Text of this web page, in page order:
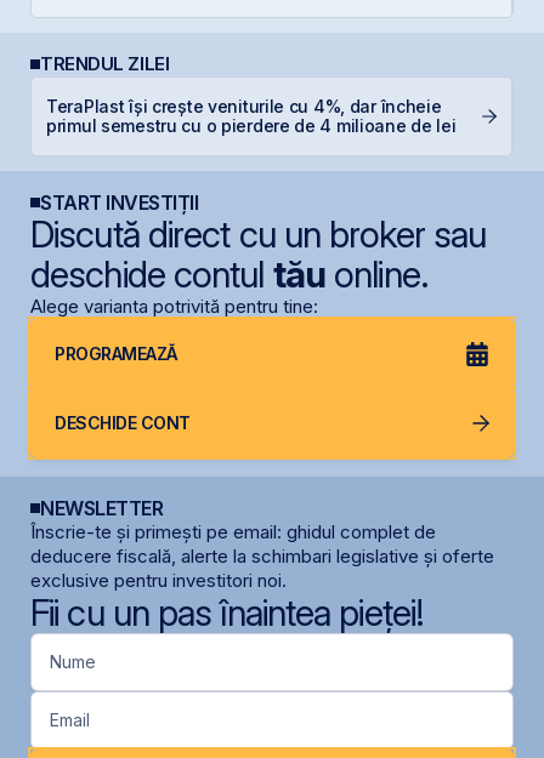
TRENDUL ZILEI
TeraPlast își crește veniturile cu 4%, dar încheie
primul semestru cu o pierdere de 4 milioane de lei
START INVESTIȚII
Discută direct cu un broker sau
deschide contul tăuonline.
Alege varianta potrivită pentru tine:
PROGRAMEAZĂ
DESCHIDE CONT
NEWSLETTER
Înscrie-te și primești pe email: ghidul complet de
deducere fiscală, alerte la schimbari legislative și oferte
exclusive pentru investitori noi.
Fii cu un pas înaintea pieței!
Nume
Email